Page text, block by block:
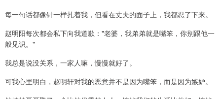
每一句话都像针一样扎着我，但看在丈夫的面子上，我都忍了下来。
赵明阳每次都会私下向我道歉："老婆，我弟弟就是嘴笨，你别跟他一
般见识。"
我总是说没关系，一家人嘛，慢慢就好了。
可我心里明白，赵明轩对我的恶意并不是因为嘴笨，而是因为嫉妒。